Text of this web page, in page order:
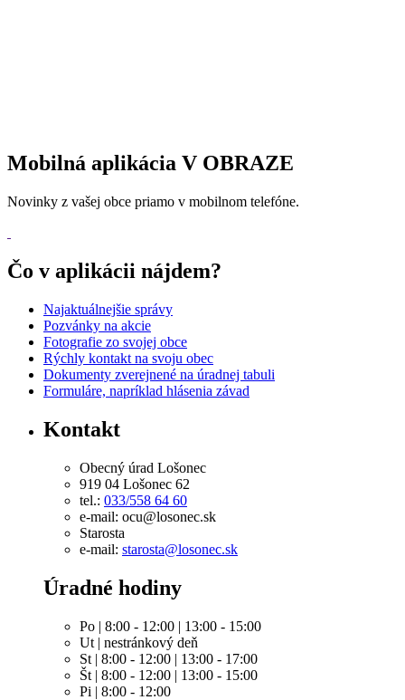
Mobilná aplikácia V OBRAZE
Novinky z vašej obce priamo v mobilnom telefóne.
Čo v aplikácii nájdem?
Najaktuálnejšie správy
Pozvánky na akcie
Fotografie zo svojej obce
Rýchly kontakt na svoju obec
Dokumenty zverejnené na úradnej tabuli
Formuláre, napríklad hlásenia závad
Kontakt
Obecný úrad Lošonec
919 04 Lošonec 62
tel.: 033/558 64 60
e-mail: ocu@losonec.sk
Starosta
e-mail: starosta@losonec.sk
Úradné hodiny
Po | 8:00 - 12:00 | 13:00 - 15:00
Ut | nestránkový deň
St | 8:00 - 12:00 | 13:00 - 17:00
Št | 8:00 - 12:00 | 13:00 - 15:00
Pi | 8:00 - 12:00